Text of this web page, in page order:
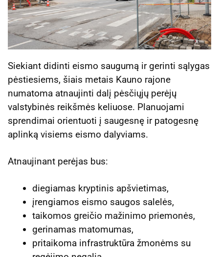
Siekiant didinti eismo saugumą ir gerinti sąlygas
pėstiesiems, šiais metais Kauno rajone
numatoma atnaujinti dalį pėsčiųjų perėjų
valstybinės reikšmės keliuose. Planuojami
sprendimai orientuoti į saugesnę ir patogesnę
aplinką visiems eismo dalyviams.
Atnaujinant perėjas bus:
diegiamas kryptinis apšvietimas,
įrengiamos eismo saugos salelės,
taikomos greičio mažinimo priemonės,
gerinamas matomumas,
pritaikoma infrastruktūra žmonėms su